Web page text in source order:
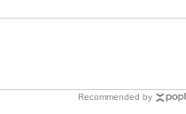
Recommended by